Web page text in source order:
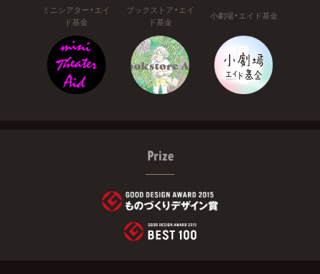
ミニシアター・エイ
ド基金
ブックストア・エイ
ド基金
小劇場・エイド基金
Prize